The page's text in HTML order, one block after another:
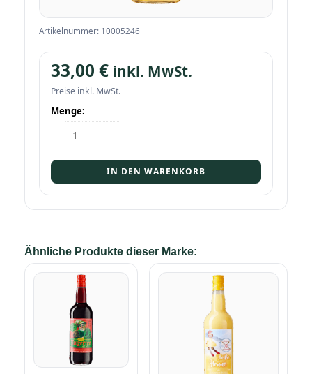
Artikelnummer: 10005246
33,00 € inkl. MwSt.
Preise inkl. MwSt.
Menge:
Flasche
Prinz
(Zwetschge)
1l
Menge
IN DEN WARENKORB
Ähnliche Produkte dieser Marke: